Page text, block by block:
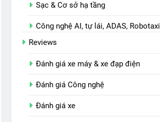
Sạc & Cơ sở hạ tầng
Công nghệ AI, tự lái, ADAS, Robotaxi
Reviews
Đánh giá xe máy & xe đạp điện
Đánh giá Công nghệ
Đánh giá xe